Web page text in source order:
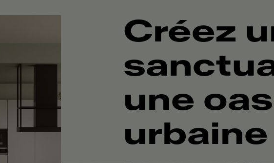
Créez
une
urbaine